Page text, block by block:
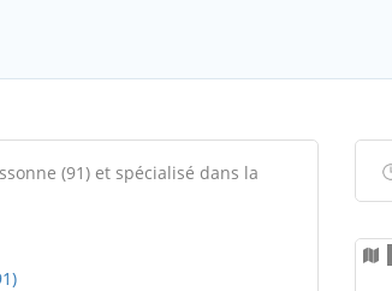
(91) et spécialisé dans la